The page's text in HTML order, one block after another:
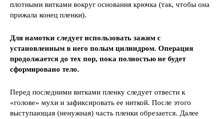
плотными витками вокруг основания крючка (так, чтобы она
прижала конец пленки).
Для намотки следует использовать зажим с
установленным в него полым цилиндром. Операция
продолжается до тех пор, пока полностью не будет
сформировано тело.
Перед последними витками пленку следует отвести к
«голове» мухи и зафиксировать ее ниткой. После этого
выступающая (ненужная) часть пленки обрезается. Далее